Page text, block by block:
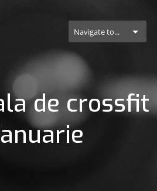
Navigate to...
de crossfit